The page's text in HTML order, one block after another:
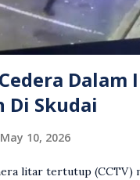
turut meminta pihak
tegas, manakala ada
menjadi mangs...
Dalam
Di Skudai
May 10, 2026
litar tertutup (CCTV)